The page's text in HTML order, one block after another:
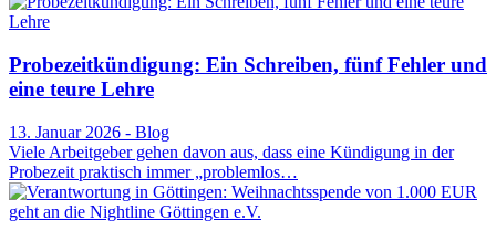
Probezeitkündigung: Ein Schreiben, fünf Fehler und
eine teure Lehre
13. Januar 2026 - Blog
Viele Arbeitgeber gehen davon aus, dass eine Kündigung in der
Probezeit praktisch immer „problemlos…